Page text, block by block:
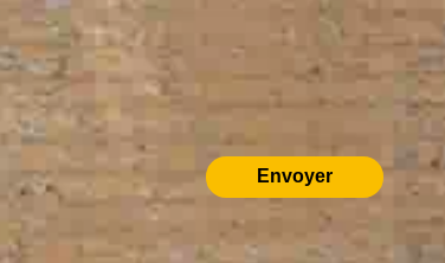
Envoyer